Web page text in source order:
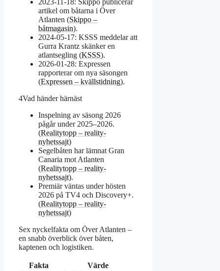
2023-11-18: Skippo publicerar
artikel om båtarna i Över
Atlanten (Skippo –
båtmagasin).
2024-05-17: KSSS meddelar att
Gurra Krantz skänker en
atlantsegling (KSSS).
2026-01-28: Expressen
rapporterar om nya säsongen
(Expressen – kvällstidning).
4Vad händer härnäst
Inspelning av säsong 2026
pågår under 2025–2026.
(Realitytopp – reality-
nyhetssajt)
Segelbåten har lämnat Gran
Canaria mot Atlanten
(Realitytopp – reality-
nyhetssajt).
Premiär väntas under hösten
2026 på TV4 och Discovery+.
(Realitytopp – reality-
nyhetssajt)
Sex nyckelfakta om Över Atlanten –
en snabb överblick över båten,
kaptenen och logistiken.
Fakta
Värde